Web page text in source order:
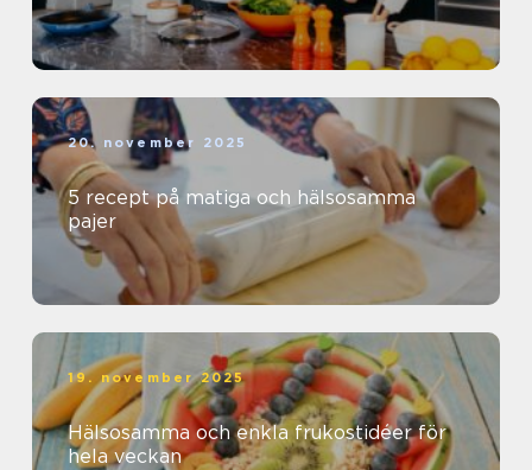
20. november 2025
5 recept på matiga och hälsosamma
pajer
19. november 2025
Hälsosamma och enkla frukostidéer för
hela veckan